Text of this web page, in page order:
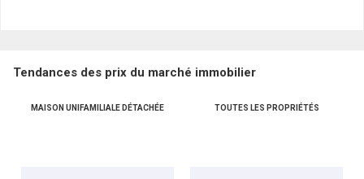
Téléphone
Tendances des prix du marché immobilier
MAISON UNIFAMILIALE DÉTACHÉE TOUTES LES PROPRIÉTÉS